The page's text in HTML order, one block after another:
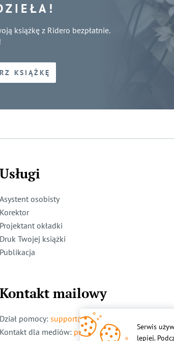
książkę z Ridero bezpłatnie.
KSIĄŻKĘ
Usługi
Asystent osobisty
Korektor
Projektant okładki
Druk Twojej książki
Publikacja
Kontakt mailowy
Dział pomocy: support@ridero.pl
Kontakt dla mediów: pr@ridero.pl
Serwis
lepiej.